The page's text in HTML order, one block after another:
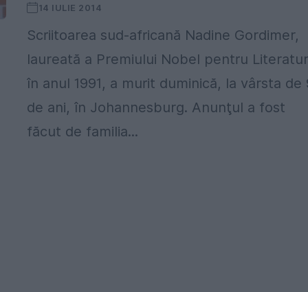
14 IULIE 2014
Scriitoarea sud-africană Nadine Gordimer,
laureată a Premiului Nobel pentru
în anul 1991, a murit duminică, la vârsta de
de ani, în Johannesburg. Anunţul a fost
făcut de familia...